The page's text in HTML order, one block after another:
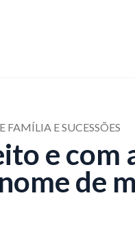
FAMÍLIA E SUCESSÕES
e com
de